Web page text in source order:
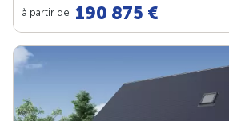
à partir de 190 875 €